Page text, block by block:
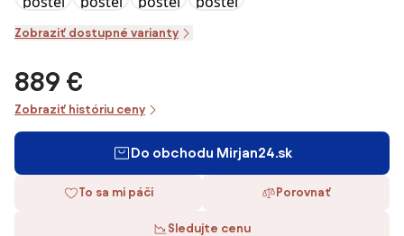
Zobraziť dostupné varianty
889 €
Zobraziť históriu ceny
Do obchodu Mirjan24.sk
To sa mi páči Porovnať
Sledujte cenu